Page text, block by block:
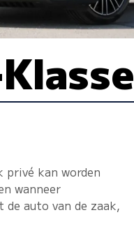
privé kan worden
wanneer
auto van de zaak,